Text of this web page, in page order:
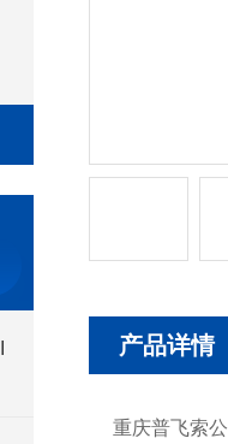
产品详情
重庆普飞索